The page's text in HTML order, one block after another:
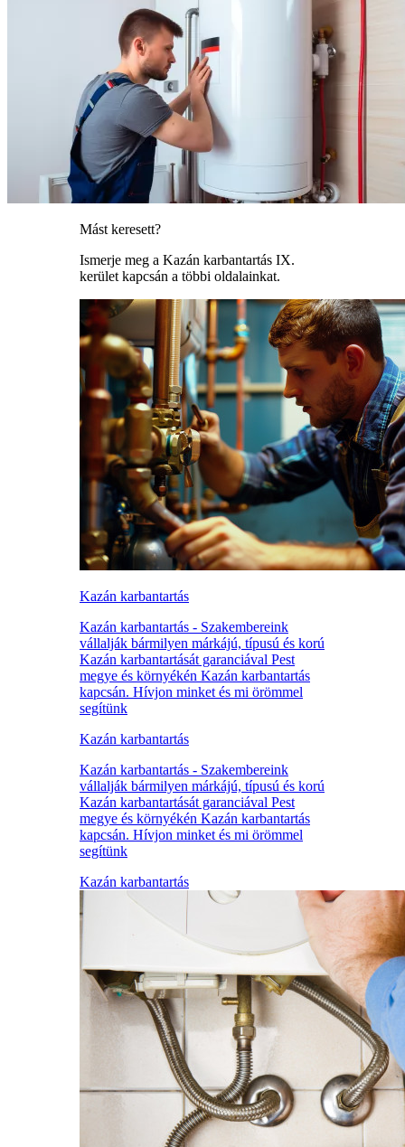
Mást keresett?
Ismerje meg a Kazán karbantartás IX.
kerület kapcsán a többi oldalainkat.
Kazán karbantartás
Kazán karbantartás - Szakembereink
vállalják bármilyen márkájú, típusú és korú
Kazán karbantartását garanciával Pest
megye és környékén Kazán karbantartás
kapcsán. Hívjon minket és mi örömmel
segítünk
Kazán karbantartás
Kazán karbantartás - Szakembereink
vállalják bármilyen márkájú, típusú és korú
Kazán karbantartását garanciával Pest
megye és környékén Kazán karbantartás
kapcsán. Hívjon minket és mi örömmel
segítünk
Kazán karbantartás